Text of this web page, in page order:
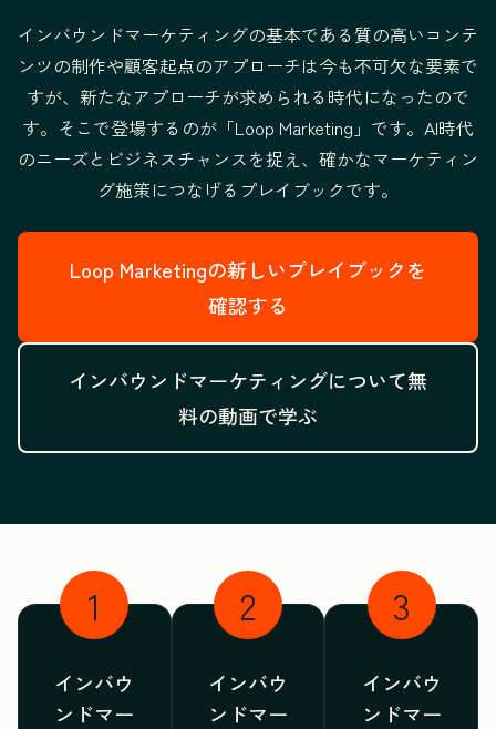
インバウンドマーケティングの基本である質の高いコンテ
ンツの制作や顧客起点のアプローチは今も不可欠な要素で
すが、新たなアプローチが求められる時代になったので
す。そこで登場するのが「Loop Marketing」です。 AI時代
のニーズとビジネスチャンスを捉え、 確かなマーケティン
グ施策につなげるプレイブックです。
Loop Marketingの新しいプレイブックを
確認する
インバウンドマーケティングについて無
料の動画で学ぶ
1
インバウ
ンドマー
2
インバウ
ンドマー
3
インバウ
ンドマー